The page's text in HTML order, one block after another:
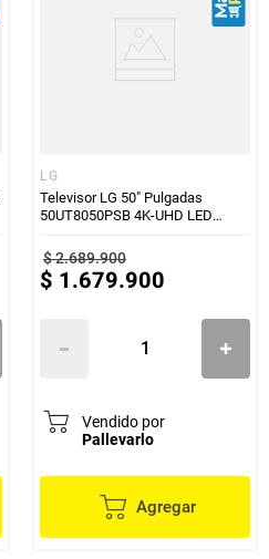
LG
Televisor LG 50" Pulgadas
50UT8050PSB 4K-UHD LED
$2.689.900
$ 1.679.900
Vendido por
Pallevarlo
Agregar